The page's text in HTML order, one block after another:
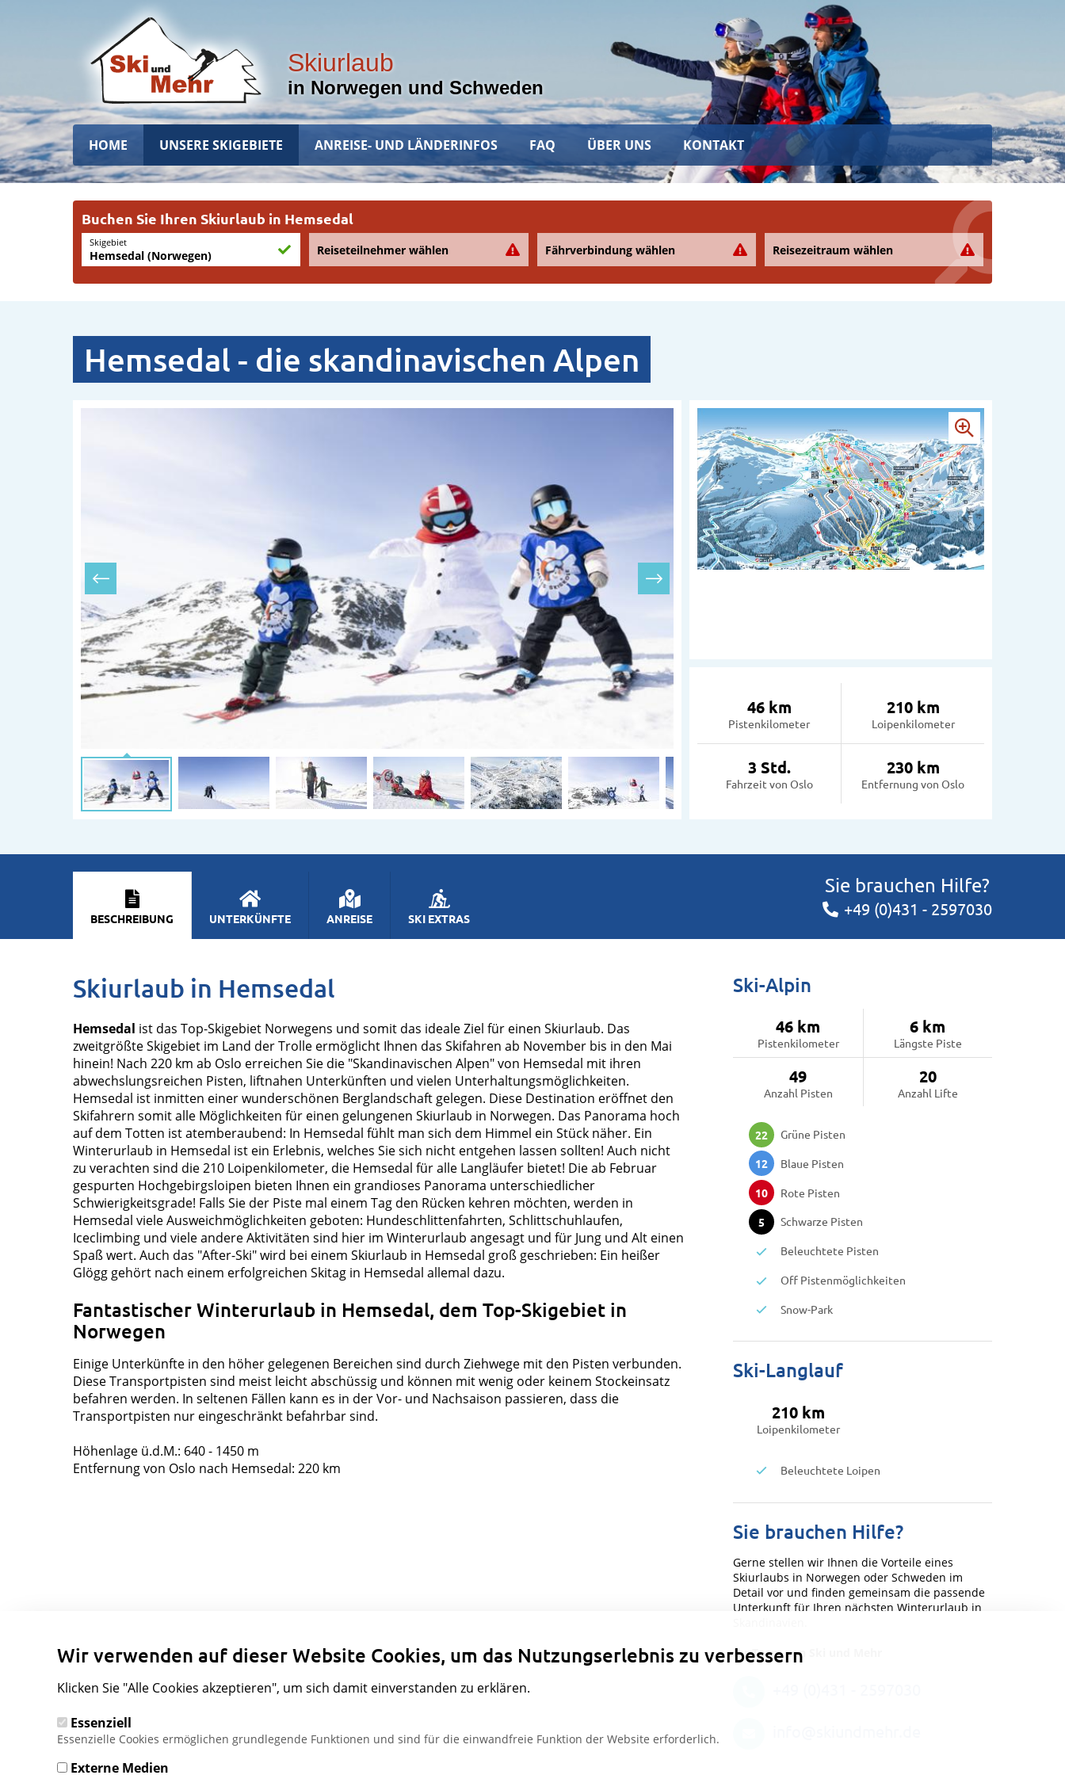
Skiurlaub
in Norwegen und Schweden
Hauptnavigation
HOME UNSERE SKIGEBIETE ANREISE- UND LÄNDERINFOS FAQ ÜBER UNS KONTAKT
Buchen Sie Ihren Skiurlaub in Hemsedal
Skigebiet
Hemsedal (Norwegen) Reiseteilnehmer wählen Fährverbindung wählen Reisezeitraum wählen
Hemsedal - die skandinavischen Alpen
46 km
Pistenkilometer
210 km
Loipenkilometer
3 Std.
Fahrzeit von Oslo
230 km
Entfernung von Oslo
BESCHREIBUNG UNTERKÜNFTE ANREISE SKI EXTRAS
Sie brauchen Hilfe?
+49 (0)431 - 2597030
Skiurlaub in Hemsedal
Hemsedal ist das Top-Skigebiet Norwegens und somit das ideale Ziel für einen Skiurlaub. Das
zweitgrößte Skigebiet im Land der Trolle ermöglicht Ihnen das Skifahren ab November bis in den Mai
hinein! Nach 220 km ab Oslo erreichen Sie die "Skandinavischen Alpen" von Hemsedal mit ihren
abwechslungsreichen Pisten, liftnahen Unterkünften und vielen Unterhaltungsmöglichkeiten.
Hemsedal ist inmitten einer wunderschönen Berglandschaft gelegen. Diese Destination eröffnet den
Skifahrern somit alle Möglichkeiten für einen gelungenen Skiurlaub in Norwegen. Das Panorama hoch
auf dem Totten ist atemberaubend: In Hemsedal fühlt man sich dem Himmel ein Stück näher. Ein
Winterurlaub in Hemsedal ist ein Erlebnis, welches Sie sich nicht entgehen lassen sollten! Auch nicht
zu verachten sind die 210 Loipenkilometer, die Hemsedal für alle Langläufer bietet! Die ab Februar
gespurten Hochgebirgsloipen bieten Ihnen ein grandioses Panorama unterschiedlicher
Schwierigkeitsgrade! Falls Sie der Piste mal einem Tag den Rücken kehren möchten, werden in
Hemsedal viele Ausweichmöglichkeiten geboten: Hundeschlittenfahrten, Schlittschuhlaufen,
Iceclimbing und viele andere Aktivitäten sind hier im Winterurlaub angesagt und für Jung und Alt einen
Spaß wert. Auch das "After-Ski" wird bei einem Skiurlaub in Hemsedal groß geschrieben: Ein heißer
Glögg gehört nach einem erfolgreichen Skitag in Hemsedal allemal dazu.
Fantastischer Winterurlaub in Hemsedal, dem Top-Skigebiet in
Norwegen
Einige Unterkünfte in den höher gelegenen Bereichen sind durch Ziehwege mit den Pisten verbunden.
Diese Transportpisten sind meist leicht abschüssig und können mit wenig oder keinem Stockeinsatz
befahren werden. In seltenen Fällen kann es in der Vor- und Nachsaison passieren, dass die
Transportpisten nur eingeschränkt befahrbar sind.
Höhenlage ü.d.M.: 640 - 1450 m
Entfernung von Oslo nach Hemsedal: 220 km
Ski-Alpin
46 km
Pistenkilometer
6 km
Längste Piste
49
Anzahl Pisten
20
Anzahl Lifte
22 Grüne Pisten
12 Blaue Pisten
10 Rote Pisten
5 Schwarze Pisten
Beleuchtete Pisten
Off Pistenmöglichkeiten
Snow-Park
Ski-Langlauf
210 km
Loipenkilometer
Beleuchtete Loipen
Sie brauchen Hilfe?
Gerne stellen wir Ihnen die Vorteile eines
Skiurlaubs in Norwegen oder Schweden im
Detail vor und finden gemeinsam die passende
Unterkunft für Ihren nächsten Winterurlaub in
Ihr Team von Ski und Mehr
Wir verwenden auf dieser Website Cookies, um das Nutzungserlebnis zu verbessern
Klicken Sie "Alle Cookies akzeptieren", um sich damit einverstanden zu erklären.
Essenziell
Essenzielle Cookies ermöglichen grundlegende Funktionen und sind für die einwandfreie Funktion der Website erforderlich.
Externe Medien